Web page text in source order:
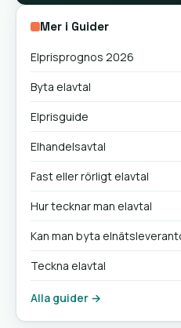
Mer i Guider
Elprisprognos 2026
Byta elavtal
Elprisguide
Elhandelsavtal
Fast eller rörligt elavtal
Hur tecknar man elavtal
Kan man byta
Teckna elavtal
Alla guider →